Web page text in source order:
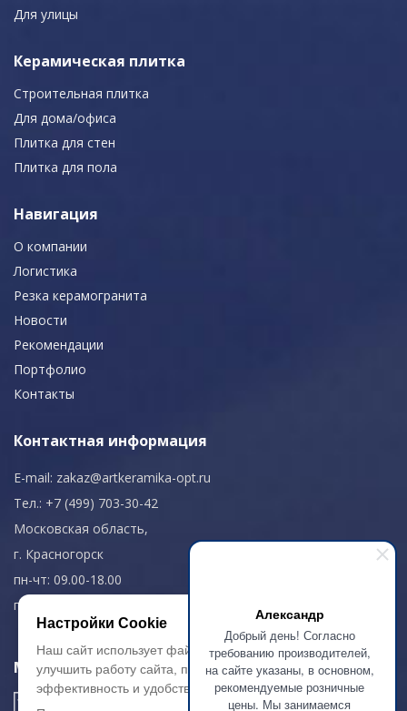
Александр
Добрый день! Согласно
требованию производителей,
на сайте указаны, в основном,
рекомендуемые розничные
цены. Мы занимаемся
Для улицы
Керамическая плитка
Строительная плитка
Для дома/офиса
Плитка для стен
Плитка для пола
Навигация
О компании
Логистика
Резка керамогранита
Новости
Рекомендации
Портфолио
Контакты
Контактная информация
E-mail: zakaz@artkeramika-opt.ru
Тел.: +7 (499) 703-30-42
Московская область,
г. Красногорск
пн-чт: 09.00-18.00
пт: 09.00-17.00
Мы в соц. сетях
Настройки Cookie
Наш сайт использует файлы cookie, чтобы
улучшить работу сайта, повысить его
эффективность и удобство.